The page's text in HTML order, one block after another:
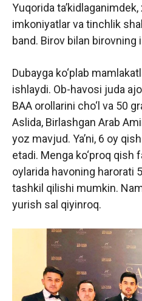
Yuqorida
imkoniyatlar va tinchlik
band. Birov bilan birovning
Dubayga ko‘plab
ishlaydi. Ob-havosi juda
BAA orollarini cho‘l va 50
Aslida, Birlashgan Arab
yoz mavjud. Ya’ni, 6 oy
etadi. Menga ko‘proq qish
oylarida havoning harorati
tashkil qilishi mumkin.
yurish sal qiyinroq.